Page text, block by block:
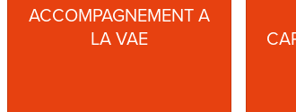
ACCOMPAGNEMENT A
LA VAE